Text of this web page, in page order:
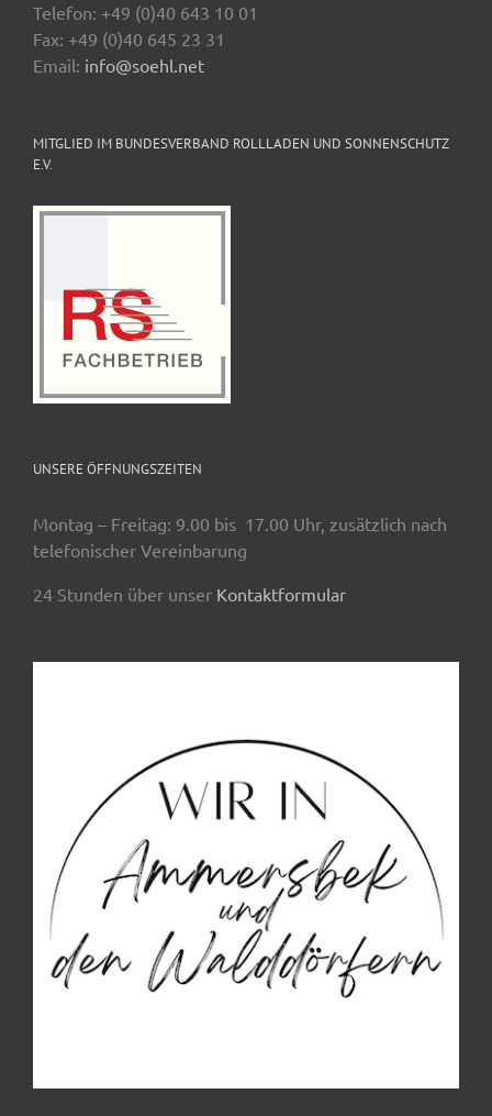
Telefon: +49 (0)40 643 10 01
Fax: +49 (0)40 645 23 31
Email: info@soehl.net
MITGLIED IM BUNDESVERBAND ROLLLADEN UND SONNENSCHUTZ
E.V.
UNSERE ÖFFNUNGSZEITEN
Montag – Freitag: 9.00 bis 17.00 Uhr, zusätzlich nach
telefonischer Vereinbarung
24 Stunden über unser Kontaktformular